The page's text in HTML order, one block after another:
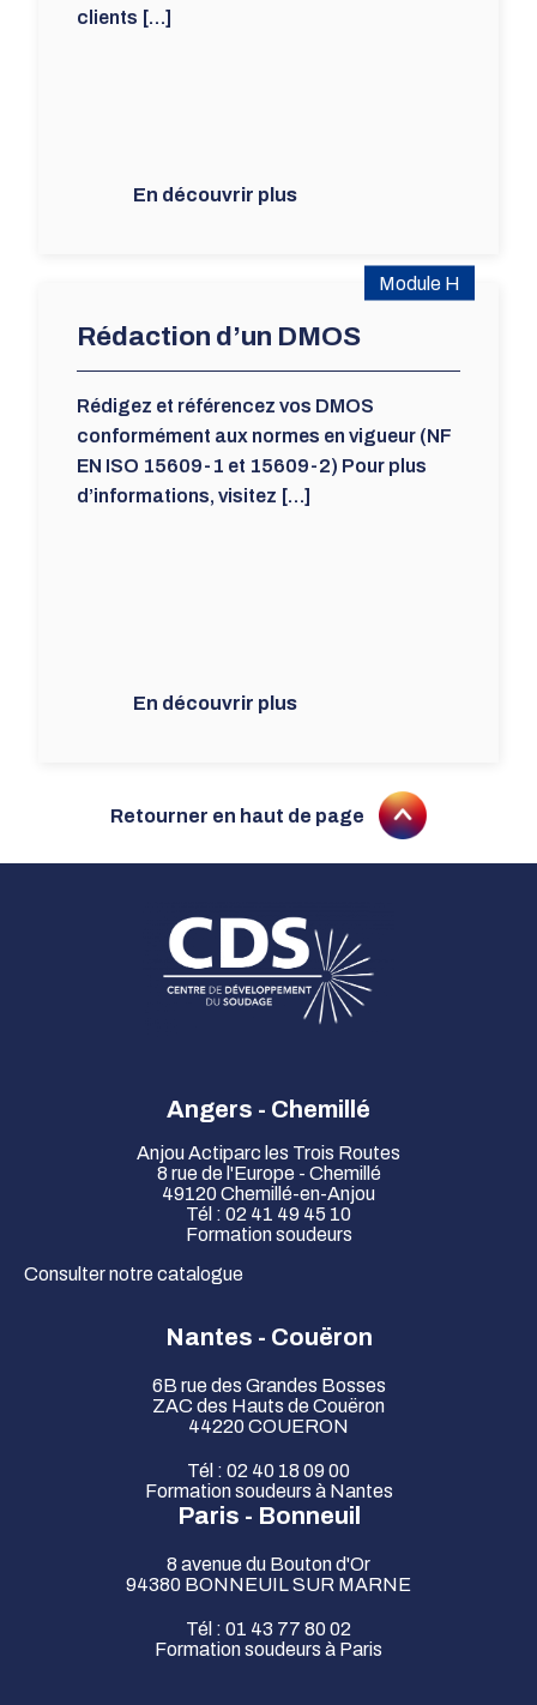
clients […]
En découvrir plus
Rédaction d’un DMOS
Rédigez et référencez vos DMOS
conformément aux normes en vigueur (NF
EN ISO 15609-1 et 15609-2) Pour plus
d’informations, visitez […]
En découvrir plus
Module H
Retourner en haut de pageAller en haut de la page
Angers - Chemillé
Anjou Actiparc les Trois Routes
8 rue de l'Europe - Chemillé
49120 Chemillé-en-Anjou
Tél : 02 41 49 45 10
Formation soudeurs
Consulter notre catalogue
Nantes - Couëron
6B rue des Grandes Bosses
ZAC des Hauts de Couëron
44220 COUERON
Tél : 02 40 18 09 00
Formation soudeurs à Nantes
Paris - Bonneuil
8 avenue du Bouton d'Or
94380 BONNEUIL SUR MARNE
Tél : 01 43 77 80 02
Formation soudeurs à Paris